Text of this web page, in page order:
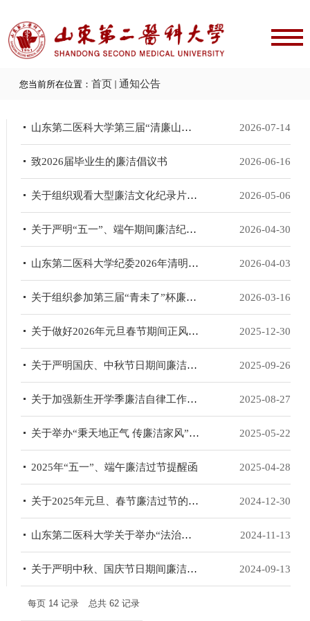
您当前所在位置：首页 通知公告
山东第二医科大学第三届“清廉山二医”廉洁文化作品创作大赛获奖公告 2026-07-14
致2026届毕业生的廉洁倡议书 2026-06-16
关于组织观看大型廉洁文化纪录片《官箴廉鉴》的通知 2026-05-06
关于严明“五一”、端午期间廉洁纪律的通知 2026-04-30
山东第二医科大学纪委2026年清明节廉洁过节提醒函 2026-04-03
关于组织参加第三届“青未了”杯廉洁文化作品创作大赛的通知 2026-03-16
关于做好2026年元旦春节期间正风肃纪工作的通知 2025-12-30
关于严明国庆、中秋节日期间廉洁纪律的通知 2025-09-26
关于加强新生开学季廉洁自律工作的提示 2025-08-27
关于举办“秉天地正气 传廉洁家风” 家风故事大赛的通知 2025-05-22
2025年“五一”、端午廉洁过节提醒函 2025-04-28
关于2025年元旦、春节廉洁过节的通知 2024-12-30
山东第二医科大学关于举办“法治文化宣传月”活动的通知 2024-11-13
关于严明中秋、国庆节日期间廉洁纪律的通知 2024-09-13
每页 14记录 总共 62记录